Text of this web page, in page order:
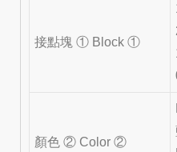
接點塊 ① Block ①
顏色 ② Color ②